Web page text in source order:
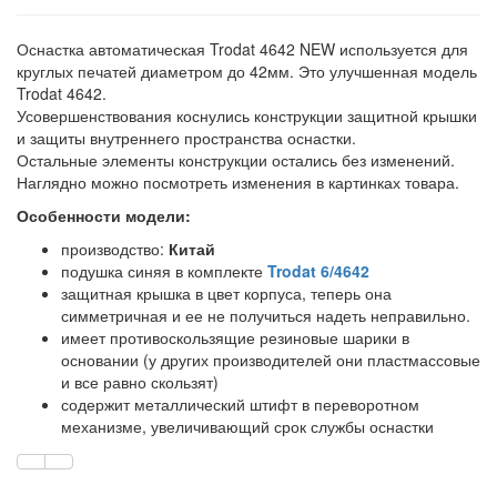
Оснастка автоматическая Trodat 4642 NEW используется для
круглых печатей диаметром до 42мм. Это улучшенная модель
Trodat 4642.
Усовершенствования коснулись конструкции защитной крышки
и защиты внутреннего пространства оснастки.
Остальные элементы конструкции остались без изменений.
Наглядно можно посмотреть изменения в картинках товара.
Особенности модели:
производство: Китай
подушка синяя в комплекте Trodat 6/4642
защитная крышка в цвет корпуса, теперь она
симметричная и ее не получиться надеть неправильно.
имеет противоскользящие резиновые шарики в
основании (у других производителей они пластмассовые
и все равно скользят)
содержит металлический штифт в переворотном
механизме, увеличивающий срок службы оснастки